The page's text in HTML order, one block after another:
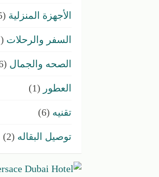
الأجهزة المنزلية (15)
السفر والرحلات (1)
الصحه والجمال (6)
العطور (1)
تقنيه (6)
توصيل البقاله (2)